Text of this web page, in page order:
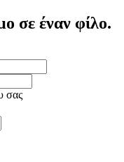
σε έναν φίλο.
σας